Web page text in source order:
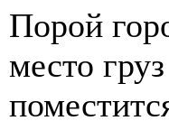
Порой
место